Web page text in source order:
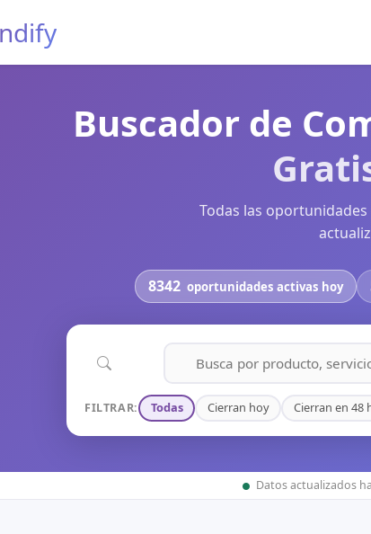
Buscador de
Todas las
8342 oportunidades activas hoy
FILTRAR: Todas Cierran hoy Cierran en 48
Datos actualizados